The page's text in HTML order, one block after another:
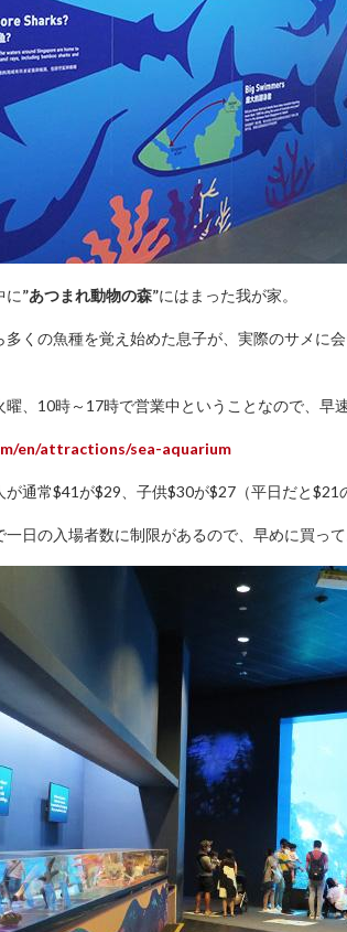
に”あつまれ動物の森”にはまった我が家。
くの魚種を覚え始めた息子が、実際のサメに
、10時～17時で営業中ということなので、早
en/attractions/sea-aquarium
通常$41が$29、子供$30が$27（平日だと$21
日の入場者数に制限があるので、早めに買って